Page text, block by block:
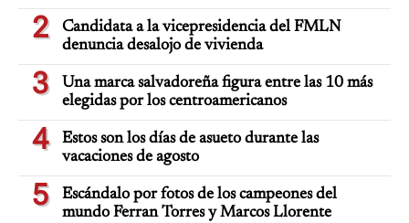
2
Candidata a la vicepresidencia del FMLN
denuncia desalojo de vivienda
3
Una marca salvadoreña figura entre las 10 más
elegidas por los centroamericanos
4
Estos son los días de asueto durante las
vacaciones de agosto
5
Escándalo por fotos de los campeones del
mundo Ferran Torres y Marcos Llorente